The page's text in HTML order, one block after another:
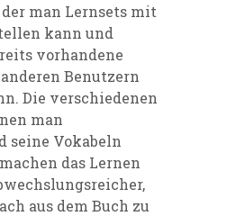
man Lernsets mit
kann und
vorhandene
Benutzern
Die verschiedenen
man
seine Vokabeln
machen das Lernen
aus dem Buch zu